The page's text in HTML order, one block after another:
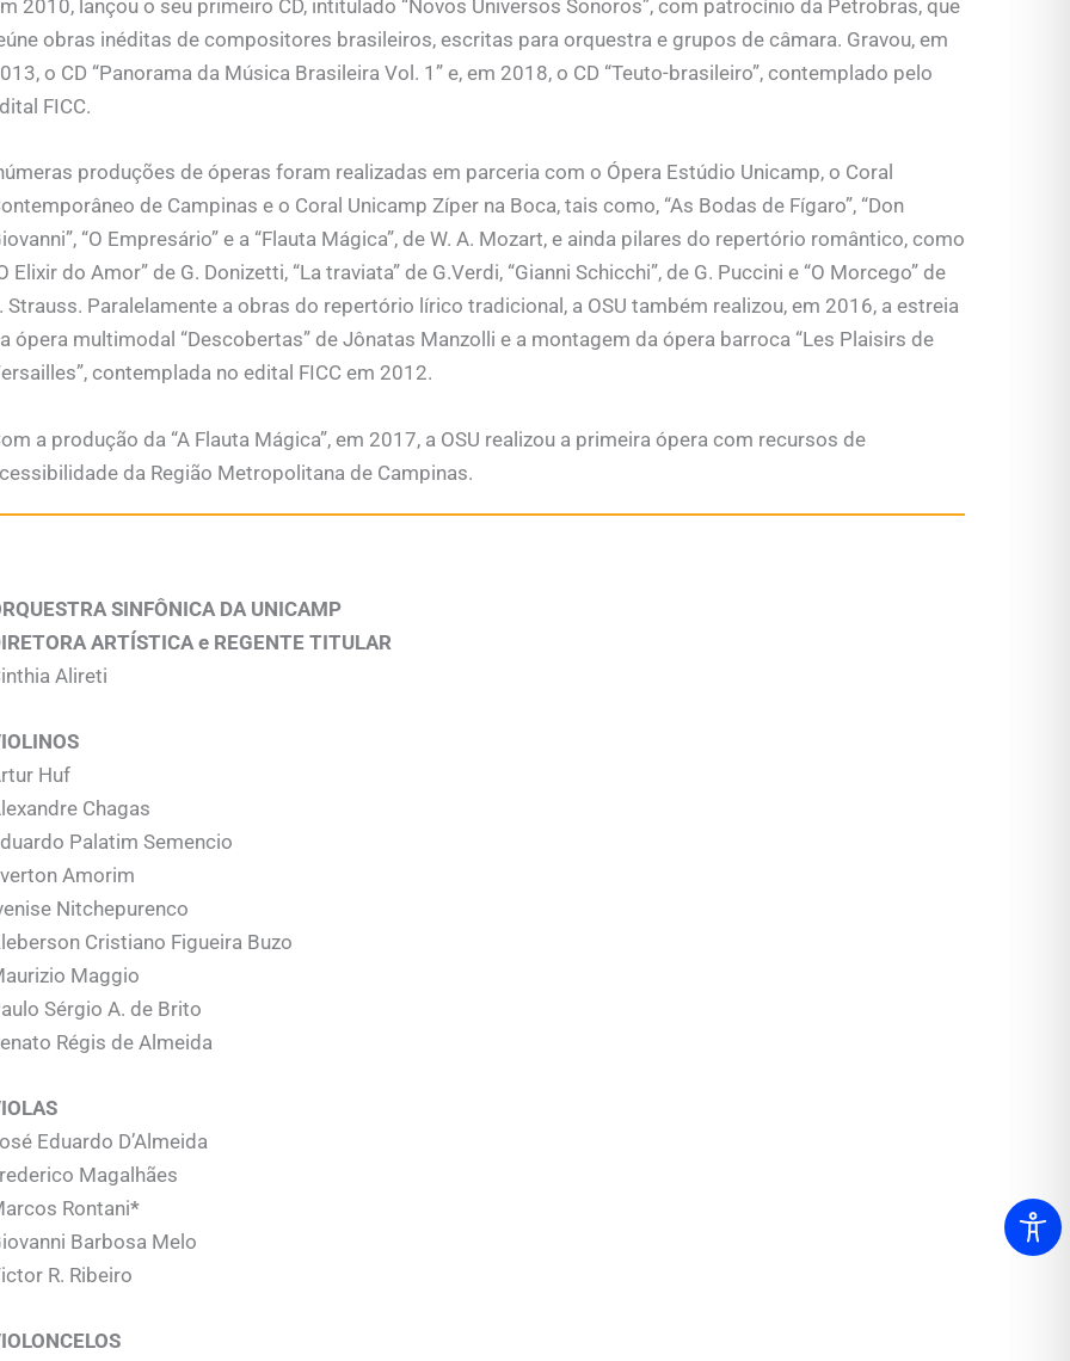
2010, lançou o seu primeiro CD, intitulado “Novos Universos Sonoros”, com patrocínio da Petrobras, que
obras inéditas de compositores brasileiros, escritas para orquestra e grupos de câmara. Gravou, em
o CD “Panorama da Música Brasileira Vol. 1” e, em 2018, o CD “Teuto-brasileiro”, contemplado pelo
FICC.
produções de óperas foram realizadas em parceria com o Ópera Estúdio Unicamp, o Coral
de Campinas e o Coral Unicamp Zíper na Boca, tais como, “As Bodas de Fígaro”, “Don
“O Empresário” e a “Flauta Mágica”, de W. A. Mozart, e ainda pilares do repertório romântico, como
Elixir do Amor” de G. Donizetti, “La traviata” de G.Verdi, “Gianni Schicchi”, de G. Puccini e “O Morcego” de
Strauss. Paralelamente a obras do repertório lírico tradicional, a OSU também realizou, em 2016, a estreia
ópera multimodal “Descobertas” de Jônatas Manzolli e a montagem da ópera barroca “Les Plaisirs de
contemplada no edital FICC em 2012.
a produção da “A Flauta Mágica”, em 2017, a OSU realizou a primeira ópera com recursos de
da Região Metropolitana de Campinas.
SINFÔNICA DA UNICAMP
ARTÍSTICA e REGENTE TITULAR
Alireti
Huf
Chagas
Palatim Semencio
Amorim
Nitchepurenco
Cristiano Figueira Buzo
Maggio
Sérgio A. de Brito
Régis de Almeida
Eduardo D’Almeida
Magalhães
Rontani*
Barbosa Melo
R. Ribeiro